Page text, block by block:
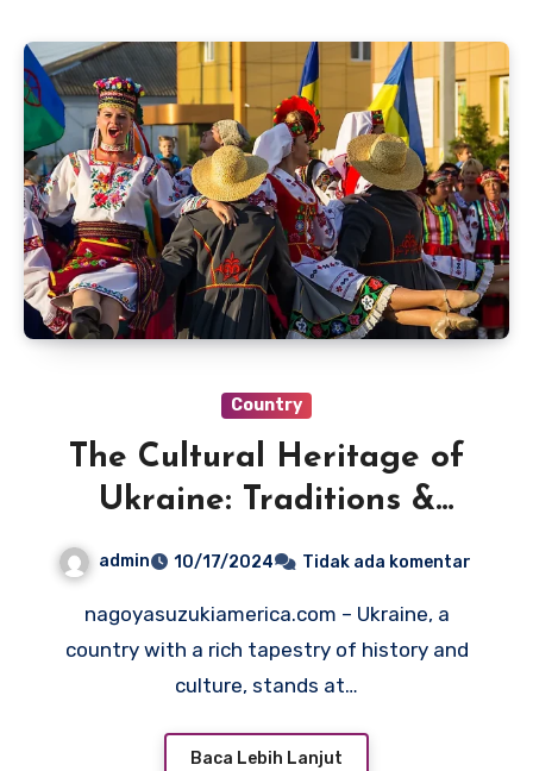
Country
The Cultural Heritage of
Ukraine: Traditions &
admin 10/17/2024 Tidak ada komentar
nagoyasuzukiamerica.com – Ukraine, a
country with a rich tapestry of history and
culture, stands at…
Baca Lebih Lanjut